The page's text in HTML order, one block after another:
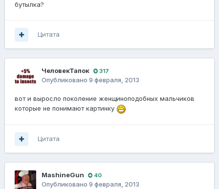
бутылка?
Цитата
ЧеловекТапок 317
Опубликовано 9 февраля, 2013
вот и выросло поколение женщиноподобных мальчиков
которые не понимают картинку
Цитата
MashineGun 40
Опубликовано 9 февраля, 2013